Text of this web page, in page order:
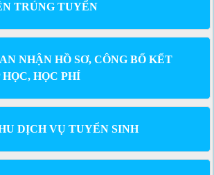
TRÚNG TUYỂN
NHẬN HỒ SƠ, CÔNG BỐ KẾT
HỌC PHÍ
DỊCH VỤ TUYỂN SINH